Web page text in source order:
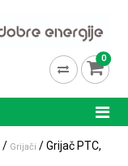
0
/ Grijači / Grijač PTC,